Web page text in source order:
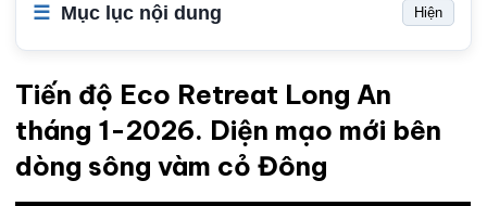
Mục lục nội dung Hiện
Tiến độ Eco Retreat Long An
tháng 1-2026. Diện mạo mới bên
dòng sông vàm cỏ Đông